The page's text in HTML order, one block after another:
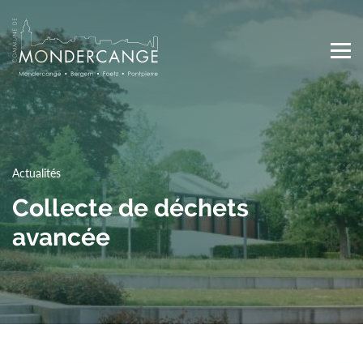
main
content
Main
navigation
Actualités
Collecte de déchets
avancée